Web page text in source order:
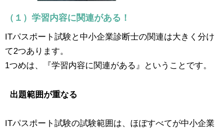
（１）学習内容に関連がある！
ITパスポート試験と中小企業診断士の関連は大きく分け
て2つあります。
1つめは、『学習内容に関連がある』ということです。
出題範囲が重なる
ITパスポート試験の試験範囲は、ほぼすべてが中小企業